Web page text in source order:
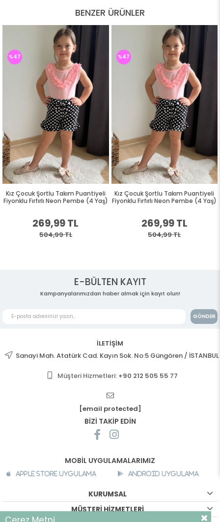
BENZER ÜRÜNLER
Kız Çocuk Şortlu Takım Puantiyeli
Fiyonklu Fırfırlı Neon Pembe (4 Yaş)
269,99 TL
504,99 TL
%47
Kız Çocuk Şortlu Takım Puantiyeli
Fiyonklu Fırfırlı Neon Pembe (4 Yaş)
269,99 TL
504,99 TL
%47
E-BÜLTEN KAYIT
Kampanyalarımızdan haber almak için kayıt olun!
GÖNDER
İLETİŞİM
Sanayi Mah. Atatürk Cad. Kayın Sok. No:5 Güngören / İSTANBUL
Müşteri Hizmetleri: +90 212 505 55 77
[email protected]
BİZİ TAKİP EDİN
MOBİL UYGULAMALARIMIZ
Apple Store Uygulama Android Uygulama
KURUMSAL
MÜŞTERİ HİZMETLERİ